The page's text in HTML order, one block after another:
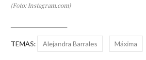
(Foto: Instagram.com)
TEMAS: Alejandra Barrales Máxima